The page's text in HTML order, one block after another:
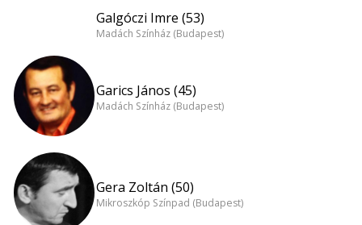
Galgóczi Imre (53)
Madách Színház (Budapest)
Garics János (45)
Madách Színház (Budapest)
Gera Zoltán (50)
Mikroszkóp Színpad (Budapest)